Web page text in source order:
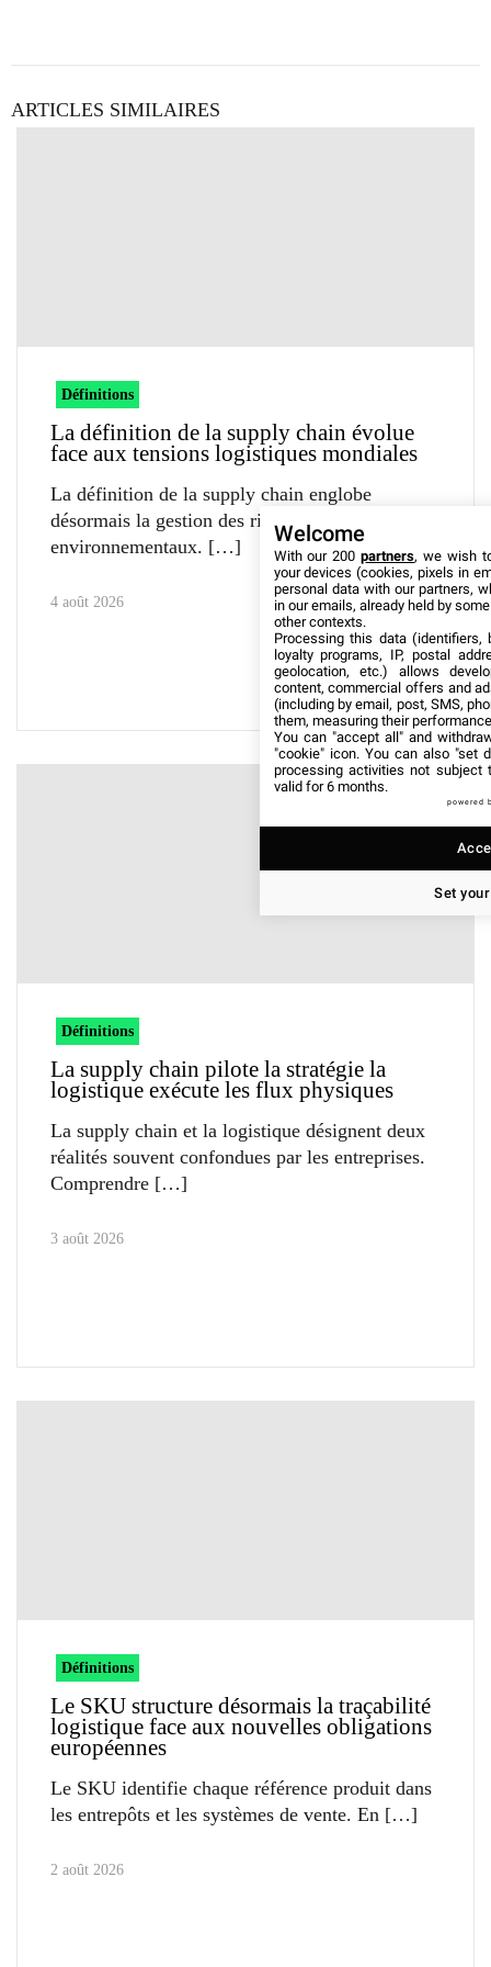
ARTICLES SIMILAIRES
Définitions
La définition de la supply chain évolue
face aux tensions logistiques mondiales
La définition de la supply chain englobe
désormais la gestion des risques géopolitiques et
environnementaux.
4 août 2026
Définitions
La supply chain pilote la stratégie la
logistique exécute les flux physiques
La supply chain et la logistique désignent deux
réalités souvent confondues par les entreprises.
Comprendre
3 août 2026
Définitions
Le SKU structure désormais la traçabilité
logistique face aux nouvelles obligations
européennes
Le SKU identifie chaque référence produit dans
les entrepôts et les systèmes de vente. En
2 août 2026
Welcome
With our 200partners, we wish
your devices (cookies, pixels in
personal data with our partners,
in our emails, already held by
other contexts.
Processing this data (identifiers,
loyalty programs, IP, postal
geolocation, etc.) allows
content, commercial offers and
(including by email, post, SMS,
them, measuring their
You can "accept all" and
"cookie" icon. You can also "set
processing activities not subject
valid for 6 months.
powered
Set